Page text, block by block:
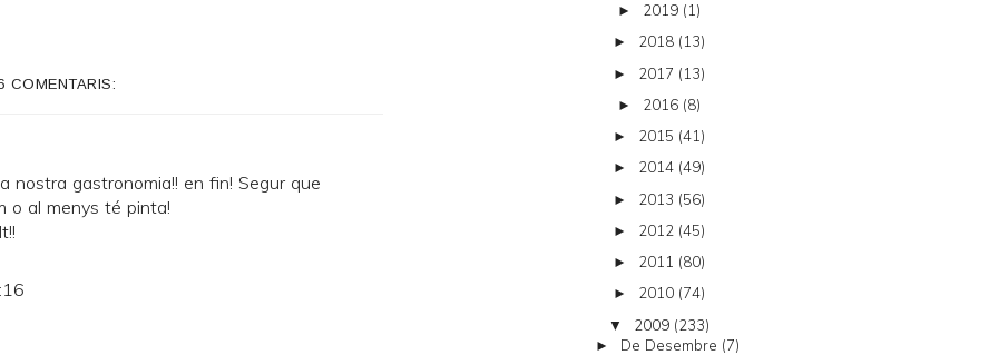
COMENTARIS:
nostra gastronomia!! en fin! Segur que
o al menys té pinta!
► 2019 (1)
► 2018 (13)
► 2017 (13)
► 2016 (8)
► 2015 (41)
► 2014 (49)
► 2013 (56)
► 2012 (45)
► 2011 (80)
► 2010 (74)
▼ 2009 (233)
► De Desembre (7)